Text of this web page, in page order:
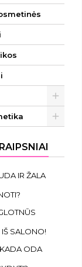
IR ŽALA
SALONO!
ODA